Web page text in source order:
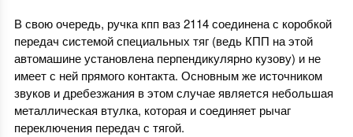
В свою очередь, ручка кпп ваз 2114 соединена с коробкой
передач системой специальных тяг (ведь КПП на этой
автомашине установлена перпендикулярно кузову) и не
имеет с ней прямого контакта. Основным же источником
звуков и дребезжания в этом случае является небольшая
металлическая втулка, которая и соединяет рычаг
переключения передач с тягой.